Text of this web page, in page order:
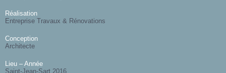
Réalisation
Entreprise Travaux & Rénovations
Conception
Architecte
Lieu – Année
Saint-Jean-Sart 2016